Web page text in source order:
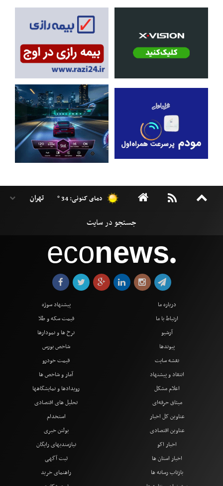
دمای کنونی: 34 °
econews●
درباره ما
ارتباط با ما
آرشیو
پیوندها
نقشه سایت
انتقاد و پیشنهاد
اعلام مشکل
میثاق حرفه‌ای
پیشنهاد سوژه
قیمت سکه و طلا
نرخ ها و نمودارها
شاخص بورس
قیمت خودرو
آمار و شاخص ها
رویدادها و نمایشگاهها
تحلیل های اقتصادی
عناوین کل اخبار
عناوین اقتصادی
اخبار اکو
اخبار استان ها
بازتاب رسانه ها
استخدام
بولتن خبری
نیازمندیهای رایگان
ثبت آگهی
راهنمای خرید